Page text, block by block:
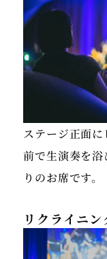
ステージ正面
前で生演奏を
りのお席です。
リクライニ